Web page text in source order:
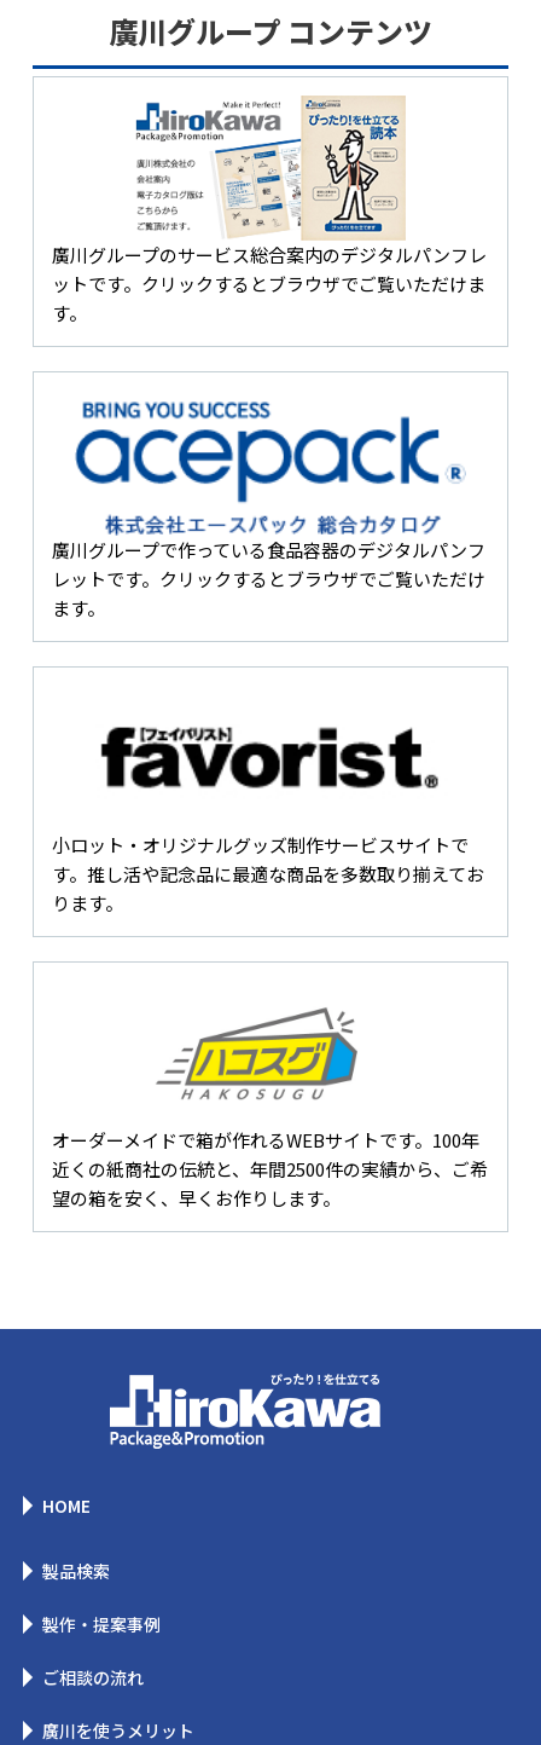
廣川グループ コンテンツ
廣川グループのサービス総合案内のデジタルパンフレ
ットです。クリックするとブラウザでご覧いただけま
す。
廣川グループで作っている食品容器のデジタルパンフ
レットです。クリックするとブラウザでご覧いただけ
ます。
小ロット・オリジナルグッズ制作サービスサイトで
す。推し活や記念品に最適な商品を多数取り揃えてお
ります。
オーダーメイドで箱が作れるWEBサイトです。100年
近くの紙商社の伝統と、年間2500件の実績から、ご希
望の箱を安く、早くお作りします。
HOME
製品検索
製作・提案事例
ご相談の流れ
廣川を使うメリット